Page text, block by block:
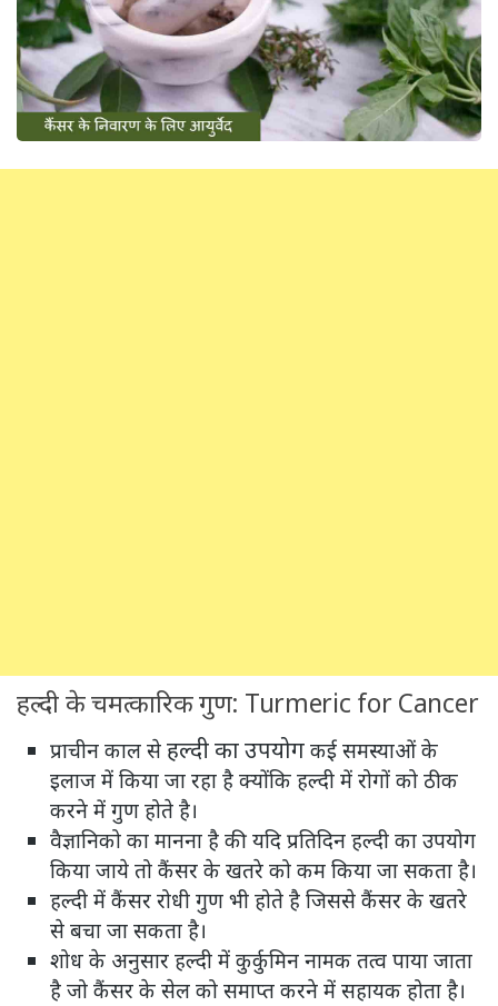
हल्दी के चमत्कारिक गुण: Turmeric for Cancer
प्राचीन काल से हल्दी का उपयोग कई समस्याओं के
इलाज में किया जा रहा है क्योंकि हल्दी में रोगों को ठीक
करने में गुण होते है।
वैज्ञानिको का मानना है की यदि प्रतिदिन हल्दी का उपयोग
किया जाये तो कैंसर के खतरे को कम किया जा सकता है।
हल्दी में कैंसर रोधी गुण भी होते है जिससे कैंसर के खतरे
से बचा जा सकता है।
शोध के अनुसार हल्दी में कुर्कुमिन नामक तत्व पाया जाता
है जो कैंसर के सेल को समाप्त करने में सहायक होता है।